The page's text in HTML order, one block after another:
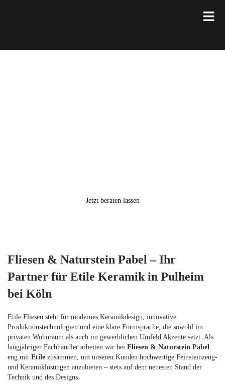
Jetzt beraten lassen
Fliesen & Naturstein Pabel – Ihr
Partner für Etile Keramik in Pulheim
bei Köln
Etile Fliesen steht für modernes Keramikdesign, innovative
Produktionstechnologien und eine klare Formsprache, die sowohl im
privaten Wohnraum als auch im gewerblichen Umfeld Akzente setzt. Als
langjähriger Fachhändler arbeiten wir bei Fliesen & Naturstein Pabel
eng mit Etile zusammen, um unseren Kunden hochwertige Feinsteinzeug-
und Keramiklösungen anzubieten – stets auf dem neuesten Stand der
Technik und des Designs.